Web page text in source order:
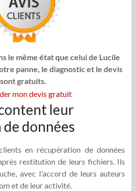
le même état que celui de Lucile
panne, le diagnostic et le devis
sont gratuits.
mon devis gratuit
leur
données
en récupération de données
restitution de leurs fichiers. Ils
avec l'accord de leurs auteurs
et de leur activité.